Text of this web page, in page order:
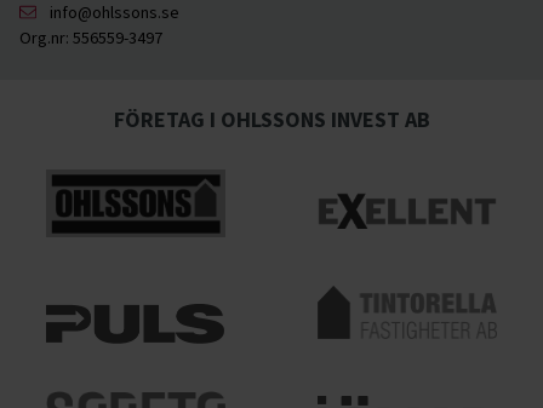
info@ohlssons.se
Org.nr: 556559-3497
FÖRETAG I OHLSSONS INVEST AB